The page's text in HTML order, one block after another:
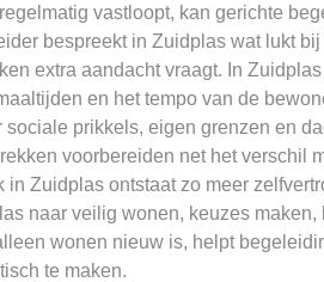
vastloopt, kan gerichte
bespreekt in Zuidplas wat lukt
extra aandacht vraagt. In
en het tempo van de
prikkels, eigen grenzen en
voorbereiden net het verschil
Zuidplas ontstaat zo meer
naar veilig wonen, keuzes maken,
wonen nieuw is, helpt
te maken.